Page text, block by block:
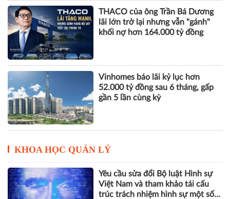
THACO của ông Trần Bá Dương
lãi lớn trở lại nhưng vẫn "gánh"
khối nợ hơn 164.000 tỷ đồng
Vinhomes báo lãi kỷ lục hơn
52.000 tỷ đồng sau 6 tháng, gấp
gần 5 lần cùng kỳ
KHOA HỌC QUẢN LÝ
Yêu cầu sửa đổi Bộ luật Hình sự
Việt Nam và tham khảo tái cấu
trúc trách nhiệm hình sự một số